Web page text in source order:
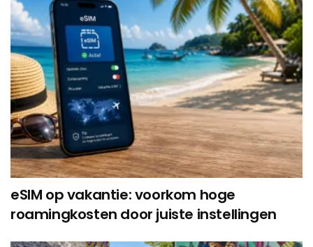
eSIM op vakantie: voorkom hoge
roamingkosten door juiste instellingen